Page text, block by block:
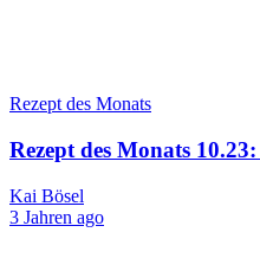
Rezept des Monats
Rezept des Monats
Kai Bösel
3 Jahren ago